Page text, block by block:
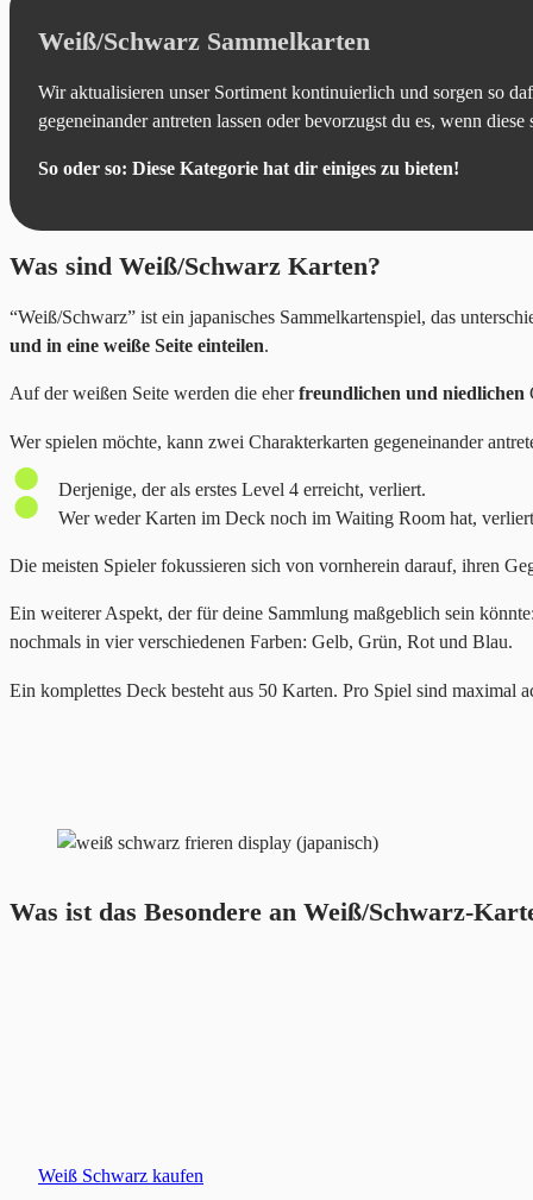
Weiß/Schwarz Sammelkarten
Wir aktualisieren unser Sortiment kontinuierlich und sorgen so
gegeneinander antreten lassen oder bevorzugst du es, wenn
So oder so: Diese Kategorie hat dir einiges zu bieten!
Was sind Weiß/Schwarz Karten?
“Weiß/Schwarz” ist ein japanisches Sammelkartenspiel, das
und in eine weiße Seite einteilen.
Auf der weißen Seite werden die eherfreundlichen und niedlichen
Wer spielen möchte, kann zwei Charakterkarten gegeneinander
Derjenige, der als erstes Level 4 erreicht, verliert.
Wer weder Karten im Deck noch im Waiting Room hat,
Die meisten Spieler fokussieren sich von vornherein darauf, ihren
Ein weiterer Aspekt, der für deine Sammlung maßgeblich sein
nochmals in vier verschiedenen Farben: Gelb, Grün, Rot und Blau.
Ein komplettes Deck besteht aus 50 Karten. Pro Spiel sind maximal
Was ist das Besondere an Weiß/Schwarz-
Weiß Schwarz kaufen